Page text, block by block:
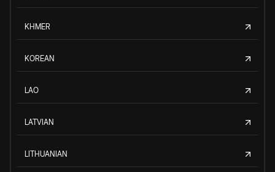
KHMER
KOREAN
LAO
LATVIAN
LITHUANIAN